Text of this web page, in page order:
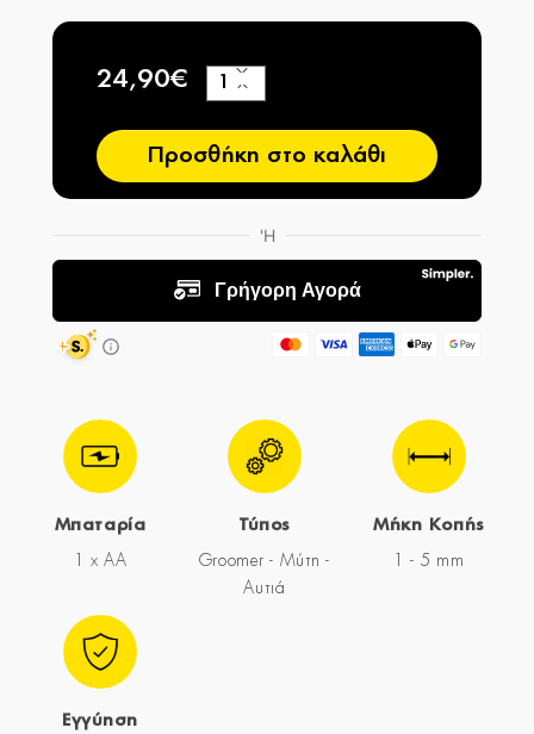
24,90€
−
+
Προσθήκη στο καλάθι
Μπαταρία
1 x AA
Τύπος
Groomer - Μύτη -
Αυτιά
Μήκη Κοπής
1 - 5 mm
Εγγύηση